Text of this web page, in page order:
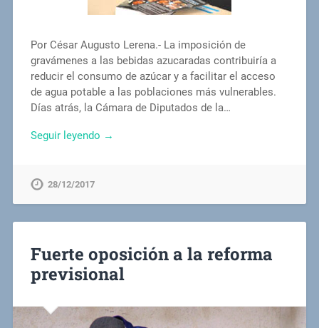
Por César Augusto Lerena.- La imposición de
gravámenes a las bebidas azucaradas contribuiría a
reducir el consumo de azúcar y a facilitar el acceso
de agua potable a las poblaciones más vulnerables.
Días atrás, la Cámara de Diputados de la…
Seguir leyendo →
28/12/2017
Fuerte oposición a la reforma
previsional